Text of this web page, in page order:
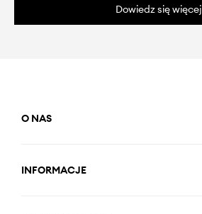
Dowiedz się więcej
O NAS
INFORMACJE